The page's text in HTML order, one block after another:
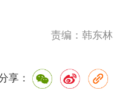
责编：韩东林
享：